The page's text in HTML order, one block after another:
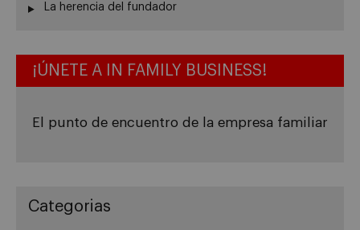
La herencia del fundador
¡ÚNETE A IN FAMILY BUSINESS!
El punto de encuentro de la empresa familiar
Categorias